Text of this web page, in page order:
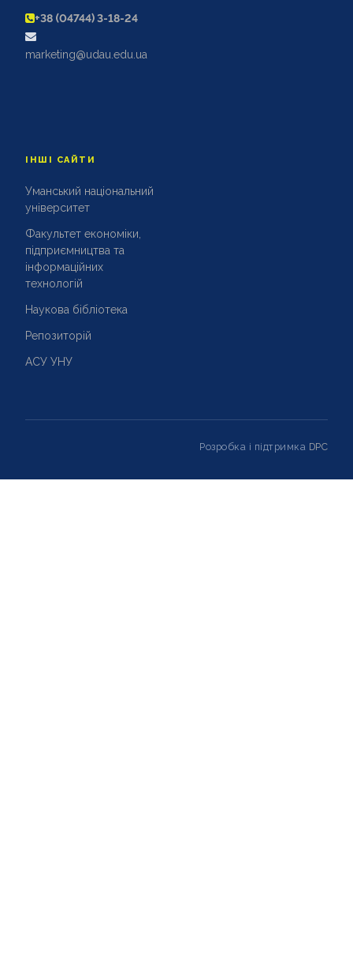
+38 (04744) 3-18-24
marketing@udau.edu.ua
ІНШІ САЙТИ
Уманський національний
університет
Факультет економіки,
підприємництва та
інформаційних
технологій
Наукова бібліотека
Репозиторій
АСУ УНУ
Розробка і підтримка DPC